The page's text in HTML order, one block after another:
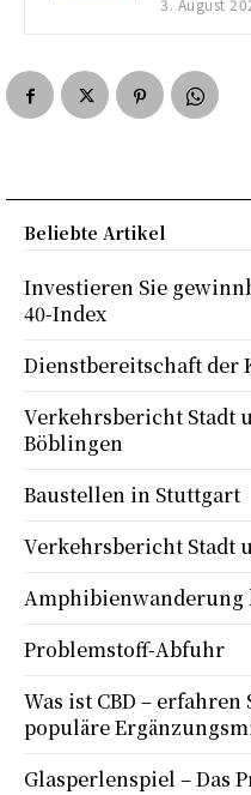
3. August
Beliebte Artikel
Investieren Sie
40-Index
Dienstbereitschaft der
Verkehrsbericht Stadt
Böblingen
Baustellen in Stuttgart
Verkehrsbericht Stadt
Amphibienwanderung
Problemstoff-Abfuhr
Was ist CBD –
populäre
Glasperlenspiel – Das